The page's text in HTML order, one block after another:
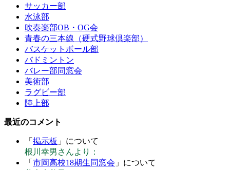
サッカー部
水泳部
吹奏楽部OB・OG会
青春の三本線（硬式野球倶楽部）
バスケットボール部
バドミントン
バレー部同窓会
美術部
ラグビー部
陸上部
最近のコメント
「 掲示板 」について
根川幸男さんより：
「 市岡高校18期生同窓会 」について